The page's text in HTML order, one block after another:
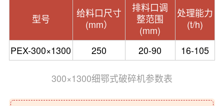
型号
给料口尺寸
(mm）
排料口调
整范围
(mm)
处理能力
(t/h)
PEX-300×1300
250 20-90 16-105
300×1300细鄂式破碎机参数表